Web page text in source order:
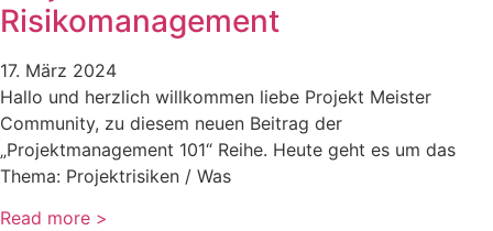
Risikomanagement
17. März 2024
Hallo und herzlich willkommen liebe Projekt Meister
Community, zu diesem neuen Beitrag der
„Projektmanagement 101“ Reihe. Heute geht es um das
Thema: Projektrisiken / Was
Read more >